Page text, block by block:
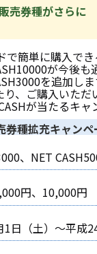
売券種がさらに
で簡単に購入で
が今後
を追加し
、ご購入いた
が当たるキャ
券種拡充キャン
、NET
円、10,000円
1日（土）～平成